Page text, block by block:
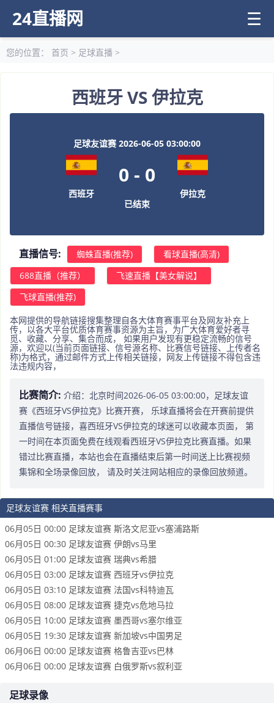
24直播网 ☰
您的位置： 首页 > 足球直播 >
西班牙 VS 伊拉克
足球友谊赛 2026-06-05 03:00:00
西班牙
0 - 0
已结束
伊拉克
直播信号: 蜘蛛直播(推荐)
看球直播(高清)
688直播（推荐）
飞速直播【美女解说】
飞球直播(推荐)
本网提供的导航链接搜集整理自各大体育赛事平台及网友补充上
传，以各大平台优质体育赛事资源为主旨，为广大体育爱好者寻
觅、收藏、分享、集合而成， 如果用户发现有更稳定流畅的信号
源，欢迎以(当前页面链接、信号源名称、比赛信号链接、上传者名
称)为格式，通过邮件方式上传相关链接，网友上传链接不得包含违
法违规内容，
比赛简介: 介绍：北京时间2026-06-05 03:00:00，足球友谊
赛《西班牙VS伊拉克》比赛开赛， 乐球直播将会在开赛前提供
直播信号链接，喜西班牙VS伊拉克的球迷可以收藏本页面， 第
一时间在本页面免费在线观看西班牙VS伊拉克比赛直播。如果
错过比赛直播，本站也会在直播结束后第一时间送上比赛视频
集锦和全场录像回放， 请及时关注网站相应的录像回放频道。
足球友谊赛 相关直播赛事
06月05日 00:00 足球友谊赛 斯洛文尼亚vs塞浦路斯
06月05日 00:30 足球友谊赛 伊朗vs马里
06月05日 01:00 足球友谊赛 瑞典vs希腊
06月05日 03:00 足球友谊赛 西班牙vs伊拉克
06月05日 03:10 足球友谊赛 法国vs科特迪瓦
06月05日 08:00 足球友谊赛 捷克vs危地马拉
06月05日 10:00 足球友谊赛 墨西哥vs塞尔维亚
06月05日 19:30 足球友谊赛 新加坡vs中国男足
06月06日 00:00 足球友谊赛 格鲁吉亚vs巴林
06月06日 00:00 足球友谊赛 白俄罗斯vs叙利亚
足球录像